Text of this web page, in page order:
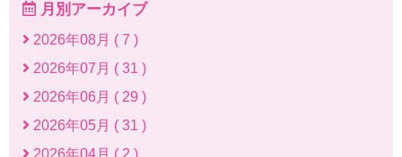
月別アーカイブ
2026年08月 ( 7 )
2026年07月 ( 31 )
2026年06月 ( 29 )
2026年05月 ( 31 )
2026年04月 ( 2 )